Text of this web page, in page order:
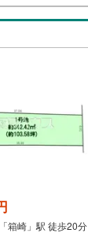
箱崎」駅 徒歩20分